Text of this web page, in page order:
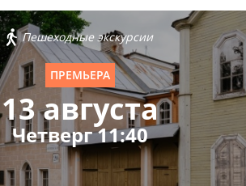
Пешеходные экскурсии
ПРЕМЬЕРА
13 августа
Четверг 11:40